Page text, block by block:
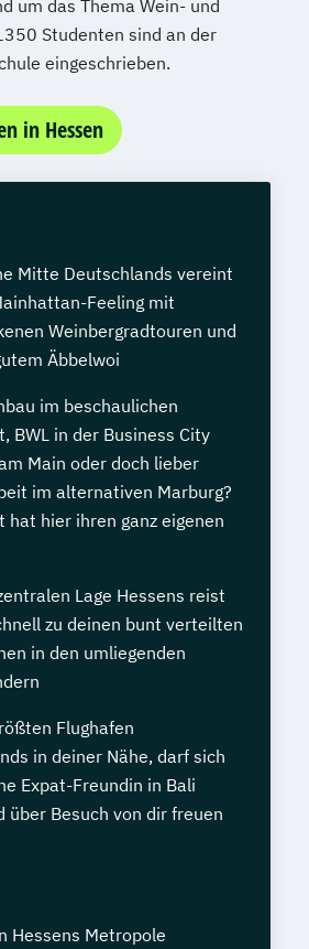
um das Thema Wein- und
Studenten sind an der
eingeschrieben.
in Hessen
Mitte Deutschlands vereint
Feeling mit
Weinbergradtouren und
Äbbelwoi
im beschaulichen
BWL in der Business City
Main oder doch lieber
im alternativen Marburg?
hat hier ihren ganz eigenen
Lage Hessens reist
zu deinen bunt verteilten
in den umliegenden
Flughafen
in deiner Nähe, darf sich
Expat-Freundin in Bali
über Besuch von dir freuen
Hessens Metropole